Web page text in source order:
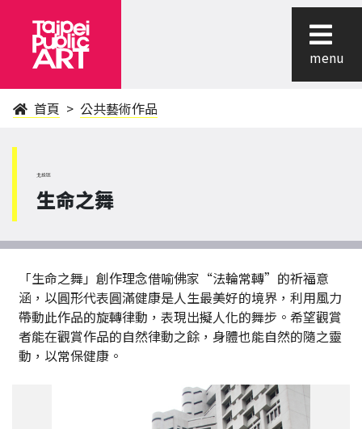
menu
首頁 公共藝術作品
北投區
生命之舞
「生命之舞」創作理念借喻佛家“法輪常轉”的祈福意
涵，以圓形代表圓滿健康是人生最美好的境界，利用風力
帶動此作品的旋轉律動，表現出擬人化的舞步。希望觀賞
者能在觀賞作品的自然律動之餘，身體也能自然的隨之靈
動，以常保健康。